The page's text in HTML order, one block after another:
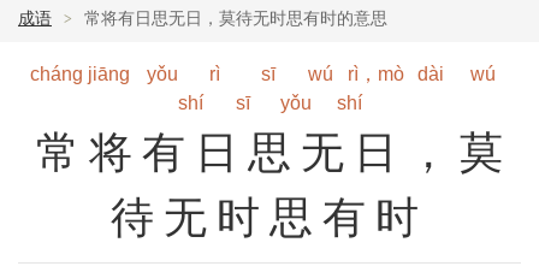
成语 常将有日思无日，莫待无时思有时的意思
cháng jiāng yǒu rì sī wú rì，mò dài
wú
shí
sī yǒu shí
常将有日思无日，莫
待无时思有时